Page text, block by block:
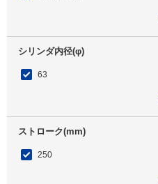
シリンダ内径(φ)
63
ストローク(mm)
250